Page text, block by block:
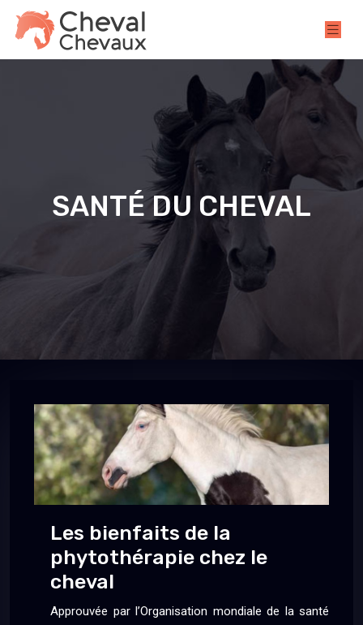
SANTÉ DU CHEVAL
Les bienfaits de la
phytothérapie chez le
cheval
Approuvée par l’Organisation mondiale de la santé